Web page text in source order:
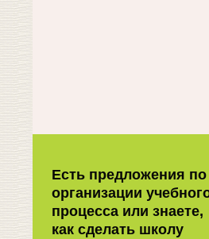
Есть предложения по
организации
процесса или знаете,
как сделать школу